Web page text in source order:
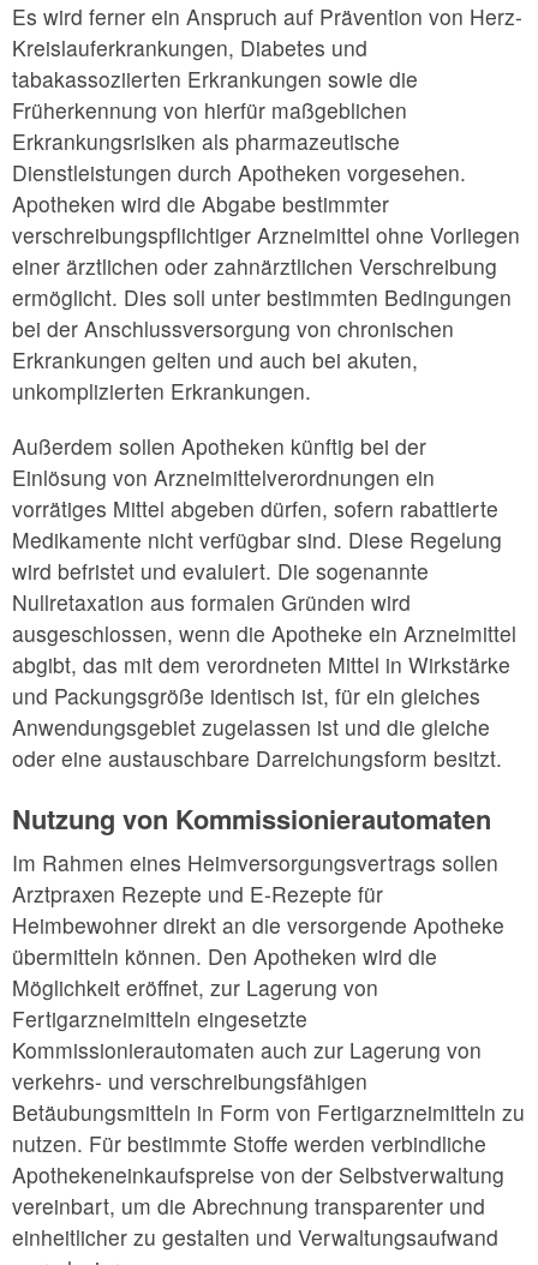
Es wird ferner ein Anspruch auf Prävention von Herz-
Kreislauferkrankungen, Diabetes und
tabakassoziierten Erkrankungen sowie die
Früherkennung von hierfür maßgeblichen
Erkrankungsrisiken als pharmazeutische
Dienstleistungen durch Apotheken vorgesehen.
Apotheken wird die Abgabe bestimmter
verschreibungspflichtiger Arzneimittel ohne Vorliegen
einer ärztlichen oder zahnärztlichen Verschreibung
ermöglicht. Dies soll unter bestimmten Bedingungen
bei der Anschlussversorgung von chronischen
Erkrankungen gelten und auch bei akuten,
unkomplizierten Erkrankungen.
Außerdem sollen Apotheken künftig bei der
Einlösung von Arzneimittelverordnungen ein
vorrätiges Mittel abgeben dürfen, sofern rabattierte
Medikamente nicht verfügbar sind. Diese Regelung
wird befristet und evaluiert. Die sogenannte
Nullretaxation aus formalen Gründen wird
ausgeschlossen, wenn die Apotheke ein Arzneimittel
abgibt, das mit dem verordneten Mittel in Wirkstärke
und Packungsgröße identisch ist, für ein gleiches
Anwendungsgebiet zugelassen ist und die gleiche
oder eine austauschbare Darreichungsform besitzt.
Nutzung von Kommissionierautomaten
Im Rahmen eines Heimversorgungsvertrags sollen
Arztpraxen Rezepte und E-Rezepte für
Heimbewohner direkt an die versorgende Apotheke
übermitteln können. Den Apotheken wird die
Möglichkeit eröffnet, zur Lagerung von
Fertigarzneimitteln eingesetzte
Kommissionierautomaten auch zur Lagerung von
verkehrs- und verschreibungsfähigen
Betäubungsmitteln in Form von Fertigarzneimitteln zu
nutzen. Für bestimmte Stoffe werden verbindliche
Apothekeneinkaufspreise von der Selbstverwaltung
vereinbart, um die Abrechnung transparenter und
einheitlicher zu gestalten und Verwaltungsaufwand